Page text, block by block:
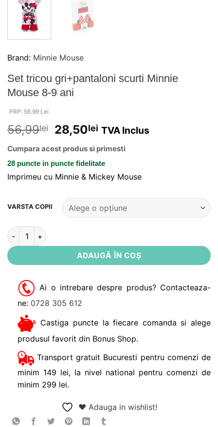
Brand: Minnie Mouse
Set tricou gri+pantaloni scurti Minnie
Mouse 8-9 ani
PRP: 56.99 Lei
56,99lei 28,50lei TVA Inclus
Cumpara acest produs si primesti
28 puncte in puncte fidelitate
Imprimeu cu Minnie & Mickey Mouse
VARSTA COPII
Cantitate Set tricou gri+pantaloni scurti Minnie Mouse 8-9
ADAUGĂ ÎN COȘ
Ai o intrebare despre produs? Contacteaza-
ne: 0728 305 612
Castiga puncte la fiecare comanda si alege
produsul favorit din Bonus Shop.
Transport gratuit Bucuresti pentru comenzi de
minim 149 lei, la nivel national pentru comenzi de
minim 299 lei.
❤ Adauga in wishlist!